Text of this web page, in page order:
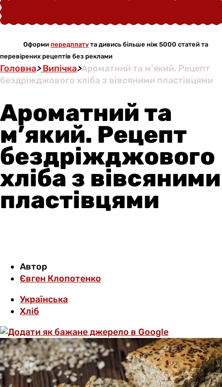
Оформи передплату та дивись більше ніж 5000 статей та
перевірених рецептів без реклами
Головна>Випічка>Ароматний та м’який. Рецепт
бездріжджового хліба з вівсяними пластівцями
Ароматний та
м’який. Рецепт
бездріжджового
хліба з вівсяними
пластівцями
Автор
Євген Клопотенко
Українська
Хліб